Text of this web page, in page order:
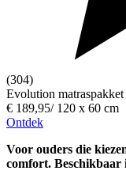
(304)
Evolution matraspakket
€ 189,95/ 120 x 60 cm
Ontdek
Voor ouders die
comfort. Beschikbaar